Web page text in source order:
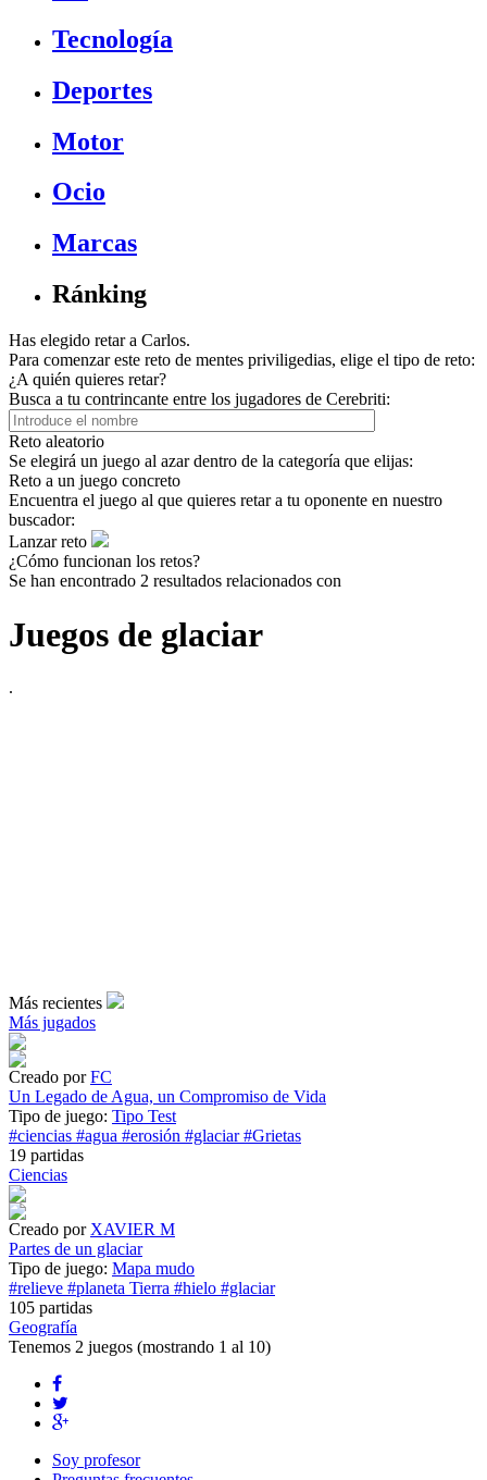
Tecnología
Deportes
Motor
Ocio
Marcas
Ránking
Has elegido retar a Carlos.
Para comenzar este reto de mentes priviligedias, elige el tipo de reto:
¿A quién quieres retar?
Busca a tu contrincante entre los jugadores de Cerebriti:
Reto aleatorio
Se elegirá un juego al azar dentro de la categoría que elijas:
Reto a un juego concreto
Encuentra el juego al que quieres retar a tu oponente en nuestro
buscador:
Lanzar reto
¿Cómo funcionan los retos?
Se han encontrado 2 resultados relacionados con
Juegos de glaciar
.
Más recientes
Más jugados
Creado porFC
Un Legado de Agua, un Compromiso de Vida
Tipo de juego: Tipo Test
#ciencias #agua #erosión #glaciar #Grietas
19 partidas
Ciencias
Creado por XAVIER M
Partes de un glaciar
Tipo de juego: Mapa mudo
#relieve #planeta Tierra #hielo #glaciar
105 partidas
Geografía
Tenemos 2 juegos (mostrando 1 al 10)
Soy profesor